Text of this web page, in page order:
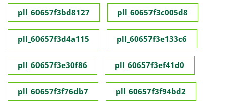
pll_60657f3bd8127 pll_60657f3c005d8
pll_60657f3d4a115 pll_60657f3e133c6
pll_60657f3e30f86 pll_60657f3ef41d0
pll_60657f3f76db7 pll_60657f3f94bd2